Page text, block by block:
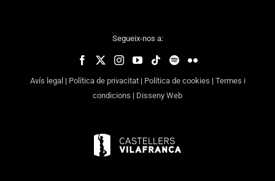
Segueix-nos a:
Avís legal | Política de privacitat| Política de cookies | Termes i
condicions | Disseny Web